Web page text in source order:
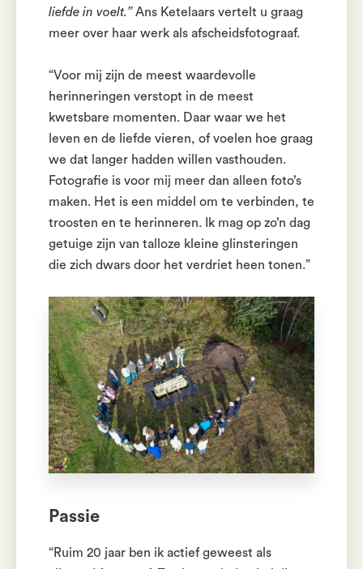
liefde in voelt.”Ans Ketelaars vertelt u graag
meer over haar werk als afscheidsfotograaf.
“Voor mij zijn de meest waardevolle
herinneringen verstopt in de meest
kwetsbare momenten. Daar waar we het
leven en de liefde vieren, of voelen hoe graag
we dat langer hadden willen vasthouden.
Fotografie is voor mij meer dan alleen foto’s
maken. Het is een middel om te verbinden, te
troosten en te herinneren. Ik mag op zo’n dag
getuige zijn van talloze kleine glinsteringen
die zich dwars door het verdriet heen tonen.”
Passie
“Ruim 20 jaar ben ik actief geweest als